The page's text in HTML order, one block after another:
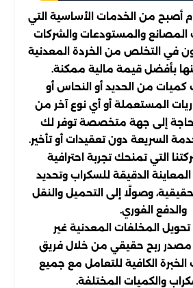
أصبح من الخدمات الأساسية التي
المصانع والمستودعات والشركات
في التخلص من الخردة المعدنية
بأفضل قيمة مالية ممكنة.
كميات من الحديد أو النحاس أو
المستعملة أو أي نوع آخر من
بحاجة إلى جهة متخصصة توفر لك
السريعة دون تعقيدات أو تأخير.
التي تمنحك تجربة احترافية
الدقيقة للسكراب وتحديد
وصولًا إلى التحميل والنقل
والدفع الفوري.
المخلفات المعدنية غير
مصدر ربح حقيقي من خلال فريق
الكافية للتعامل مع جميع
والكميات المختلفة.